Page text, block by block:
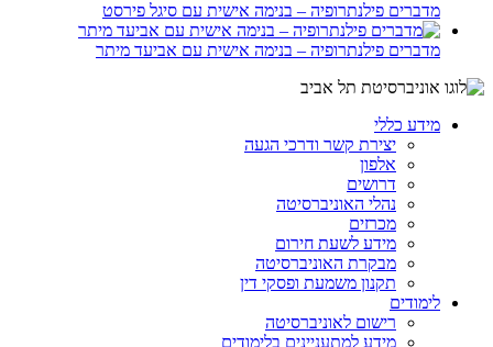
מדברים פילנתרופיה – בנימה אישית עם סיגל פירסט
מדברים פילנתרופיה – בנימה אישית עם אביעד מיתר
מידע כללי
יצירת קשר ודרכי הגעה
אלפון
דרושים
נהלי האוניברסיטה
מכרזים
מידע לשעת חירום
מבקרת האוניברסיטה
תקנון משמעת ופסקי דין
לימודים
רישום לאוניברסיטה
מידע למתעניינים בלימודים